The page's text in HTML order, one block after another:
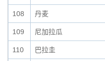
108 丹麦
109 尼加拉瓜
110 巴拉圭